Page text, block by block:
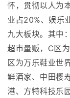
怀，贯彻以人为
业占20%、娱乐
九大板块。其中
超市量贩，C区
区为万乐鞋业世
鲜酒家、中田樱
港、方特科技乐